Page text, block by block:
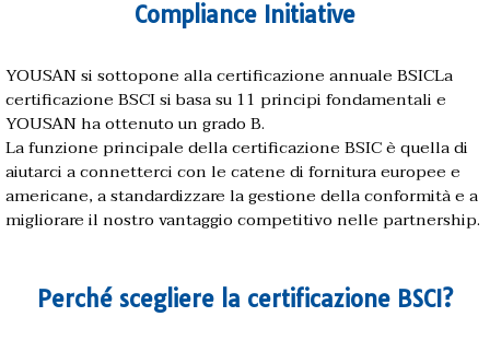
Compliance Initiative
YOUSAN si sottopone alla certificazione annuale BSICLa
certificazione BSCI si basa su 11 principi fondamentali e
YOUSAN ha ottenuto un grado B.
La funzione principale della certificazione BSIC è quella di
aiutarci a connetterci con le catene di fornitura europee e
americane, a standardizzare la gestione della conformità e a
migliorare il nostro vantaggio competitivo nelle partnership.
Perché scegliere la certificazione BSCI?